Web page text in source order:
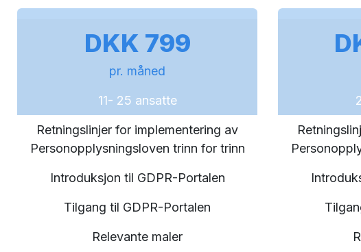
DKK 799
pr. måned
11- 25 ansatte
Retningslinjer for implementering av
Personopplysningsloven trinn for trinn
Introduksjon til GDPR-Portalen
Tilgang til GDPR-Portalen
Relevante maler